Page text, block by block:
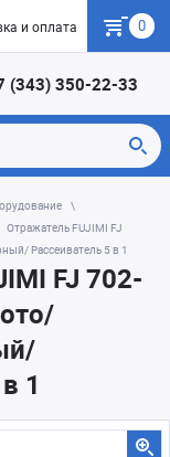
и оплата Гарантия
0
(343) 350-22-33
Отражатель FUJIMI FJ
Рассеиватель 5 в 1
FJ 702-
1